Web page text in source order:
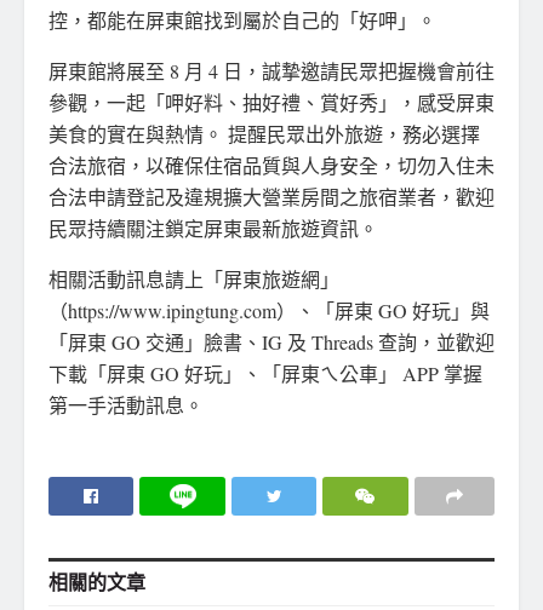
控，都能在屏東館找到屬於自己的「好呷」。
屏東館將展至 8 月 4 日，誠摯邀請民眾把握機會前往
參觀，一起「呷好料、抽好禮、賞好秀」，感受屏東
美食的實在與熱情。 提醒民眾出外旅遊，務必選擇
合法旅宿，以確保住宿品質與人身安全，切勿入住未
合法申請登記及違規擴大營業房間之旅宿業者，歡迎
民眾持續關注鎖定屏東最新旅遊資訊。
相關活動訊息請上「屏東旅遊網」
（https://www.ipingtung.com）、「屏東 GO 好玩」與
「屏東 GO 交通」臉書、IG 及 Threads 查詢，並歡迎
下載「屏東 GO 好玩」、「屏東ㄟ公車」 APP 掌握
第一手活動訊息。
相關的文章